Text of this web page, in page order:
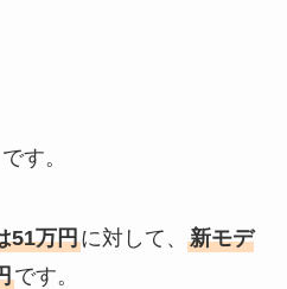
す。
51万円に対して、 新モデ
です。